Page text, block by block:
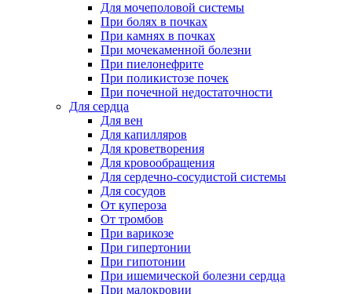
Для мочеполовой системы
При болях в почках
При камнях в почках
При мочекаменной болезни
При пиелонефрите
При поликистозе почек
При почечной недостаточности
Для сердца
Для вен
Для капилляров
Для кроветворения
Для кровообращения
Для сердечно-сосудистой системы
Для сосудов
От купероза
От тромбов
При варикозе
При гипертонии
При гипотонии
При ишемической болезни сердца
При малокровии